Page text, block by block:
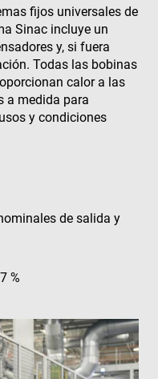
fijos universales de
Sinac incluye un
y, si fuera
Todas las bobinas
calor a las
a medida para
y condiciones
de salida y
%